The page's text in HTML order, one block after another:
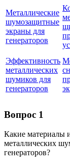
Металлические
шумозащитные
экраны для
генераторов
Эффективность
металлических
шумиков для
генераторов
Вопрос 1
Какие материалы
металлических
генераторов?